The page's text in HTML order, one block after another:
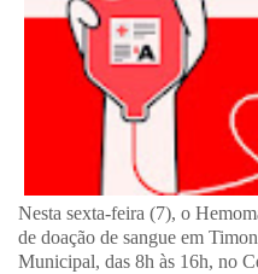
Nesta sexta-feira (7), o
de doação de sangue em
Municipal, das 8h às 16h, no